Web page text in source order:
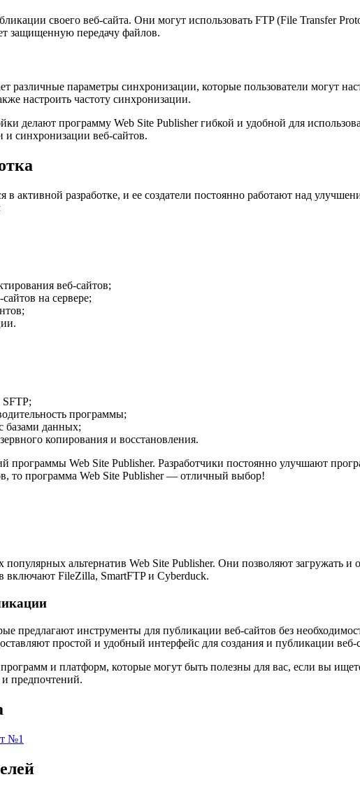
своего веб-сайта. Они могут использовать FTP (File Transfer
защищенную передачу файлов.
различные параметры синхронизации, которые пользователи могут
настроить частоту синхронизации.
делают программу Web Site Publisher гибкой и удобной для
синхронизации веб-сайтов.
в активной разработке, и ее создатели постоянно работают над
веб-сайтов;
на сервере;
программы;
базами данных;
копирования и восстановления.
программы Web Site Publisher. Разработчики постоянно улучшают
то программа Web Site Publisher — отличный выбор!
альтернатив Web Site Publisher. Они позволяют загружать
включают FileZilla, SmartFTP и Cyberduck.
предлагают инструменты для публикации веб-сайтов без
простой и удобный интерфейс для создания и публикации веб-
и платформ, которые могут быть полезны для вас, если вы
предпочтений.